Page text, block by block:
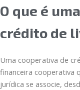
O que é
crédito de
Uma cooperativa de
financeira cooperativa
jurídica se associe,